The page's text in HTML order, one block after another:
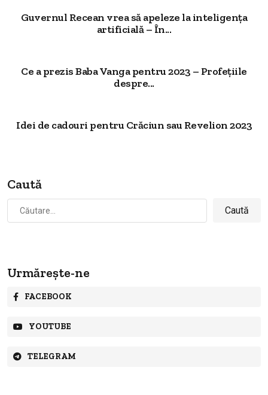
Guvernul Recean vrea să apeleze la inteligența
artificială – În...
Ce a prezis Baba Vanga pentru 2023 – Profețiile
despre...
Idei de cadouri pentru Crăciun sau Revelion 2023
Caută
Caută
după:
Urmărește-ne
FACEBOOK
YOUTUBE
TELEGRAM